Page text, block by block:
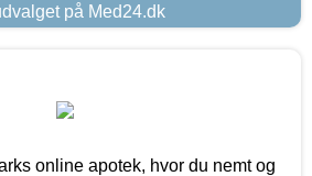
på Med24.dk
online apotek, hvor du nemt og